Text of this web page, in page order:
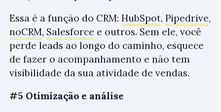
Essa é a função do CRM: HubSpot, Pipedrive,
noCRM, Salesforce e outros. Sem ele, você
perde leads ao longo do caminho, esquece
de fazer o acompanhamento e não tem
visibilidade da sua atividade de vendas.
#5 Otimização e análise